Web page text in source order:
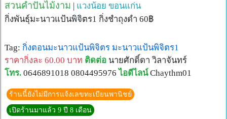
สวนคำปันไม้งาม แวงน้อย ขอนแก่น
กิ่งพันธุ์มะนาวแป้นพิจิตร1 กิ่งชำถุงดำ 60฿
Tag: กิ่งตอนมะนาวแป้นพิจิตร มะนาวแป้นพิจิตร1
ราคากิ่งละ 60.00 บาท ติดต่อ นายศักดิ์ดา วิลาจันทร์
โทร. 0646891018 0804495976 ไอดีไลน์ Chaythm01
ร้านนี้ยังไม่มีการแจ้งเลขทะเบียนพานิชย์
เปิดร้านมาแล้ว 9 ปี 8 เดือน